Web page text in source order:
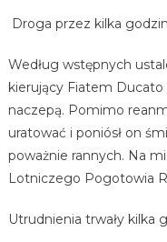
Droga przez kilka
Według wstępnych
kierujący Fiatem Ducato
naczepą. Pomimo
uratować i poniósł on
poważnie rannych. Na
Lotniczego Pogotowia
Utrudnienia trwały kilka